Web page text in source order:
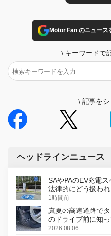
Motor Fan のニュース
\ キーワードで
\ 記事をシ
ヘッドラインニュース
SAやPAのEV充電ス
法律的にどう扱われ
1時間前
真夏の高速道路で
のドライブ前に知
2026.08.06